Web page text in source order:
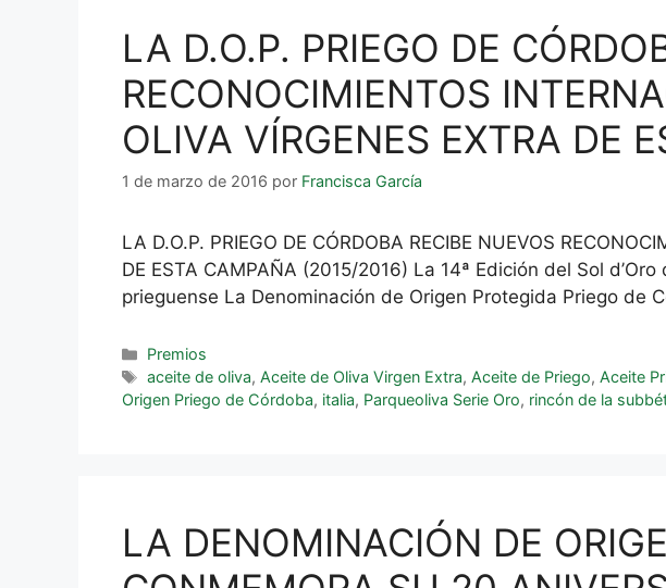
LA D.O.P. PRIEGO DE
RECONOCIMIENTOS
OLIVA VÍRGENES EXTRA DE
1 de marzo de 2016 por Francisca García
LA D.O.P. PRIEGO DE CÓRDOBA RECIBE NUEVOS
DE ESTA CAMPAÑA (2015/2016) La 14ª Edición del Sol
prieguense La Denominación de Origen Protegida Priego
Premios
aceite de oliva,Aceite de Oliva Virgen Extra,Aceite de Priego,Aceite
Origen Priego de Córdoba, italia, Parqueoliva Serie Oro, rincón de la
LA DENOMINACIÓN DE